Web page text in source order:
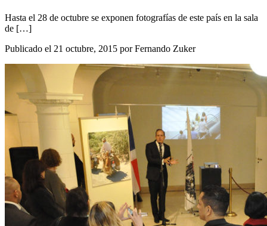
Hasta el 28 de octubre se exponen fotografías de este país en la sala
de […]
Publicado el 21 octubre, 2015 por Fernando Zuker